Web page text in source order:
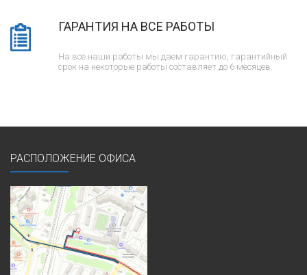
ГАРАНТИЯ НА ВСЕ РАБОТЫ
На все наши работы мы даем гарантию, гарантийный
срок на некоторые работы составляет до 6 месяцев.
РАСПОЛОЖЕНИЕ ОФИСА